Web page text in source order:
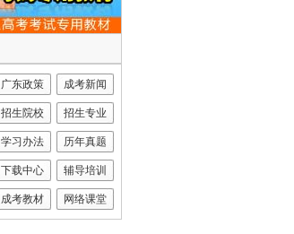
广东政策 成考新闻
招生院校 招生专业
学习办法 历年真题
下载中心 辅导培训
成考教材 网络课堂